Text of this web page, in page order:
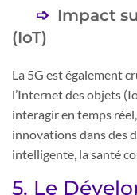
Impact
(IoT)
La 5G est également
l’Internet des objets
interagir en temps
innovations dans des
intelligente, la santé
5. Le